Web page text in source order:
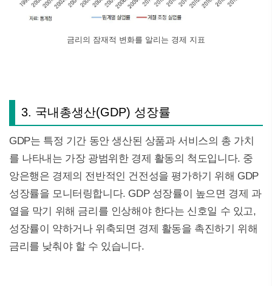
금리의 잠재적 변화를 알리는 경제 지표
3. 국내총생산(GDP) 성장률
GDP는 특정 기간 동안 생산된 상품과 서비스의 총 가치
를 나타내는 가장 광범위한 경제 활동의 척도입니다. 중
앙은행은 경제의 전반적인 건전성을 평가하기 위해 GDP
성장률을 모니터링합니다. GDP 성장률이 높으면 경제 과
열을 막기 위해 금리를 인상해야 한다는 신호일 수 있고,
성장률이 약하거나 위축되면 경제 활동을 촉진하기 위해
금리를 낮춰야 할 수 있습니다.